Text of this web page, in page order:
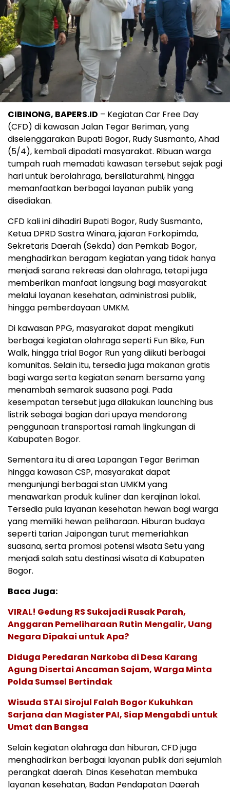
CIBINONG, BAPERS.ID – Kegiatan Car Free Day
(CFD) di kawasan Jalan Tegar Beriman, yang
diselenggarakan Bupati Bogor, Rudy Susmanto, Ahad
(5/4), kembali dipadati masyarakat. Ribuan warga
tumpah ruah memadati kawasan tersebut sejak pagi
hari untuk berolahraga, bersilaturahmi, hingga
memanfaatkan berbagai layanan publik yang
disediakan.
CFD kali ini dihadiri Bupati Bogor, Rudy Susmanto,
Ketua DPRD Sastra Winara, jajaran Forkopimda,
Sekretaris Daerah (Sekda) dan Pemkab Bogor,
menghadirkan beragam kegiatan yang tidak hanya
menjadi sarana rekreasi dan olahraga, tetapi juga
memberikan manfaat langsung bagi masyarakat
melalui layanan kesehatan, administrasi publik,
hingga pemberdayaan UMKM.
Di kawasan PPG, masyarakat dapat mengikuti
berbagai kegiatan olahraga seperti Fun Bike, Fun
Walk, hingga trial Bogor Run yang diikuti berbagai
komunitas. Selain itu, tersedia juga makanan gratis
bagi warga serta kegiatan senam bersama yang
menambah semarak suasana pagi. Pada
kesempatan tersebut juga dilakukan launching bus
listrik sebagai bagian dari upaya mendorong
penggunaan transportasi ramah lingkungan di
Kabupaten Bogor.
Sementara itu di area Lapangan Tegar Beriman
hingga kawasan CSP, masyarakat dapat
mengunjungi berbagai stan UMKM yang
menawarkan produk kuliner dan kerajinan lokal.
Tersedia pula layanan kesehatan hewan bagi warga
yang memiliki hewan peliharaan. Hiburan budaya
seperti tarian Jaipongan turut memeriahkan
suasana, serta promosi potensi wisata Setu yang
menjadi salah satu destinasi wisata di Kabupaten
Bogor.
Baca Juga:
VIRAL! Gedung RS Sukajadi Rusak Parah,
Anggaran Pemeliharaan Rutin Mengalir, Uang
Negara Dipakai untuk Apa?
Diduga Peredaran Narkoba di Desa Karang
Agung Disertai Ancaman Sajam, Warga Minta
Polda Sumsel Bertindak
Wisuda STAI Sirojul Falah Bogor Kukuhkan
Sarjana dan Magister PAI, Siap Mengabdi untuk
Umat dan Bangsa
Selain kegiatan olahraga dan hiburan, CFD juga
menghadirkan berbagai layanan publik dari sejumlah
perangkat daerah. Dinas Kesehatan membuka
layanan kesehatan, Badan Pendapatan Daerah